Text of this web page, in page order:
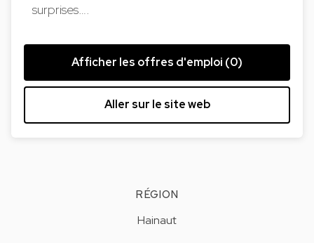
surprises….
Afficher les offres d'emploi (0)
Aller sur le site web
RÉGION
Hainaut